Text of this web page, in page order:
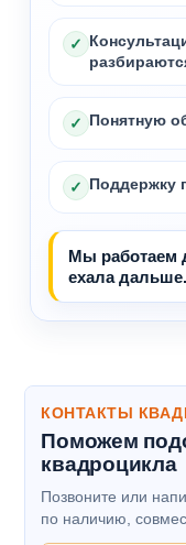
✓
✓ Понятную
✓ Поддержку
Мы работаем
ехала дальше.
КОНТАКТЫ
Поможем
квадроцикла
Позвоните или
по наличию,